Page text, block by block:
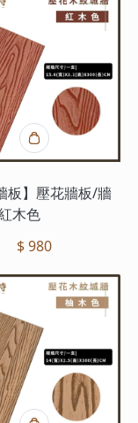
板】壓花牆板/牆
木色
$ 980